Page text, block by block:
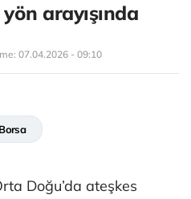
arayışında
07.04.2026 - 09:10
Doğu’da ateşkes